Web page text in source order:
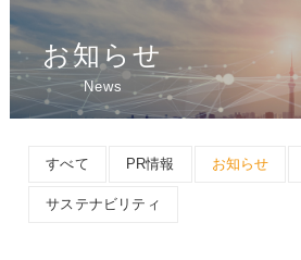
お知らせ
News
すべて PR情報 お知らせ
サステナビリティ